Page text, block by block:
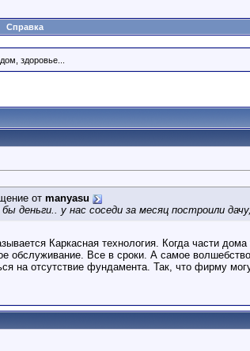
Справка
здоровье...
от manyasu
деньги.. у нас соседи за месяц построили
Каркасная технология. Когда части
обслуживание. Все в сроки. А самое
на отсутствие фундамента. Так, что фирму